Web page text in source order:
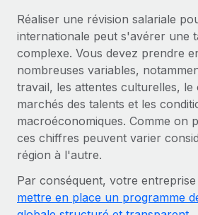
Réaliser une révision salariale
internationale peut s'avérer une
complexe. Vous devez prendre
nombreuses variables,
travail, les attentes culturelles, le
marchés des talents et les
macroéconomiques. Comme on
ces chiffres peuvent varier
région à l'autre.
Par conséquent, votre
mettre en place un programme